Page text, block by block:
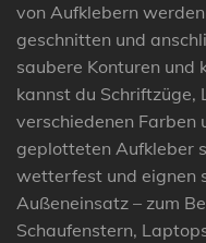
von Aufklebern
geschnitten und
saubere Konturen und
kannst du Schriftzüge,
verschiedenen Farben
geplotteten Aufkleber
wetterfest und eignen
Außeneinsatz – zum
Schaufenstern,